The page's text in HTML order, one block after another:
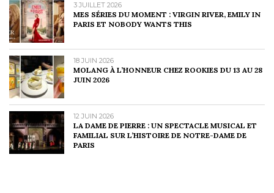
3 JUILLET 2026
MES SÉRIES DU MOMENT : VIRGIN RIVER, EMILY IN
PARIS ET NOBODY WANTS THIS
18 JUIN 2026
MOLANG À L’HONNEUR CHEZ ROOKIES DU 13 AU 28
JUIN 2026
12 JUIN 2026
LA DAME DE PIERRE : UN SPECTACLE MUSICAL ET
FAMILIAL SUR L’HISTOIRE DE NOTRE-DAME DE
PARIS